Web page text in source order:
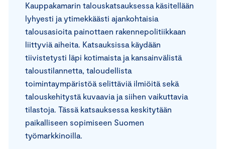
Kauppakamarin talouskatsauksessa käsitellään
lyhyesti ja ytimekkäästi ajankohtaisia
talousasioita painottaen rakennepolitiikkaan
liittyviä aiheita. Katsauksissa käydään
tiivistetysti läpi kotimaista ja kansainvälistä
taloustilannetta, taloudellista
toimintaympäristöä selittäviä ilmiöitä sekä
talouskehitystä kuvaavia ja siihen vaikuttavia
tilastoja. Tässä katsauksessa keskitytään
paikalliseen sopimiseen Suomen
työmarkkinoilla.